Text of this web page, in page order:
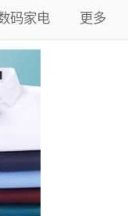
码家电 更多